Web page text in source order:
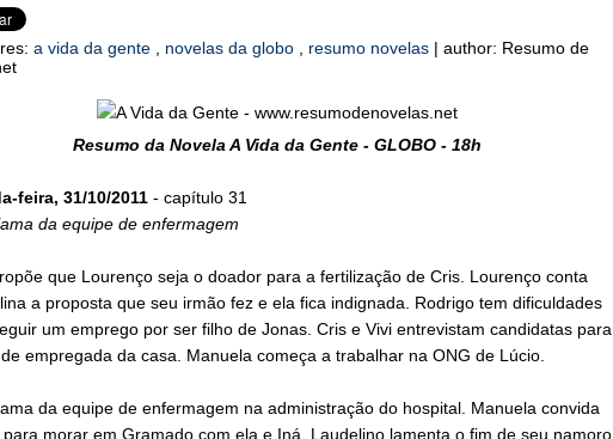
a vida da gente novelas da globo resumo novelas | author: Resumo de
Resumo da Novela A Vida da Gente - GLOBO - 18h
feira, 31/10/2011- capítulo 31
da equipe de enfermagem
que Lourenço seja o doador para a fertilização de Cris. Lourenço conta
a proposta que seu irmão fez e ela fica indignada. Rodrigo tem dificuldades
um emprego por ser filho de Jonas. Cris e Vivi entrevistam candidatas para
empregada da casa. Manuela começa a trabalhar na ONG de Lúcio.
da equipe de enfermagem na administração do hospital. Manuela convida
para morar em Gramado com ela e Iná. Laudelino lamenta o fim de seu namoro.